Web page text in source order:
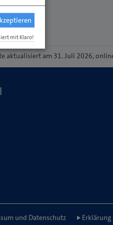
aktualisiert am 31. Juli 2026,
und Datenschutz
mit Klaro!